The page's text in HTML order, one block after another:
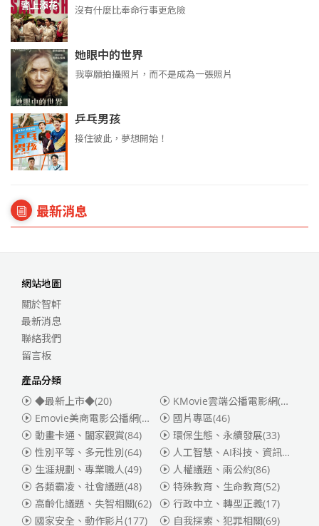
沒有什麼比奉命行事更危險
她眼中的世界
我寧願拍攝照片，而不是成為一張照片
乒乓男孩
接住彼此，夢想開始！
最新消息
網站地圖
關於智軒
最新消息
聯絡我們
留言板
產品分類
◆最新上市◆(20)
KMovie雲端公播電影網(迪士尼、福斯、索尼)
Emovie美商電影公播網(華納)
(186)
國片專區(46)
動畫卡通、闔家觀賞(84) 環保生態、永續發展(33)
性別平等、多元性別(64) 人工智慧、AI科技、資訊安全
生涯規劃、專業職人(49) 人權議題、兩公約(86)
各類霸凌、社會議題(48) 特殊教育、生命教育(52)
高齡化議題、失智相關(62) 行政中立、轉型正義(17)
國家安全、動作影片(177) 自我探索、犯罪相關(69)